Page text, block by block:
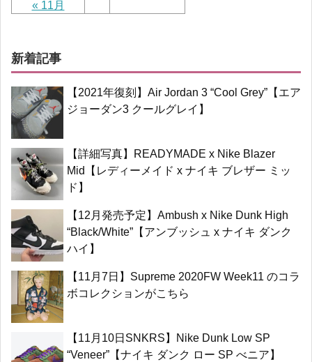
« 11月
新着記事
【2021年復刻】Air Jordan 3 “Cool Grey”【エア
ジョーダン3 クールグレイ】
【詳細写真】READYMADE x Nike Blazer
Mid【レディーメイド x ナイキ ブレザー ミッ
ド】
【12月発売予定】Ambush x Nike Dunk High
“Black/White”【アンブッシュ x ナイキ ダンク
ハイ】
【11月7日】Supreme 2020FW Week11 のコラ
ボコレクションがこちら
【11月10日SNKRS】Nike Dunk Low SP
“Veneer”【ナイキ ダンク ロー SP べニア】